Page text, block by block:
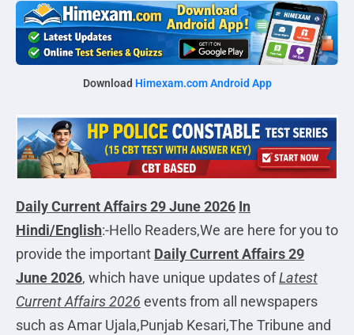
Download Himexam.com Android App
Daily Current Affairs 29 June 2026 In
Hindi/English:-Hello Readers,We are here for you to
provide the important Daily Current Affairs 29
June 2026, which have unique updates ofLatest
Current Affairs 2026 events from all newspapers
such as Amar Ujala,Punjab Kesari,The Tribune and